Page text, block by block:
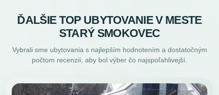
ĎALŠIE TOP UBYTOVANIE V MESTE
STARÝ SMOKOVEC
Vybrali sme ubytovania s najlepším hodnotením a dostatočným
počtom recenzií, aby bol výber čo najspoľahlivejší.